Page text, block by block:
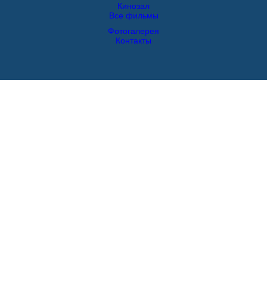
Кинозал
Все фильмы
Фотогалерея
Контакты